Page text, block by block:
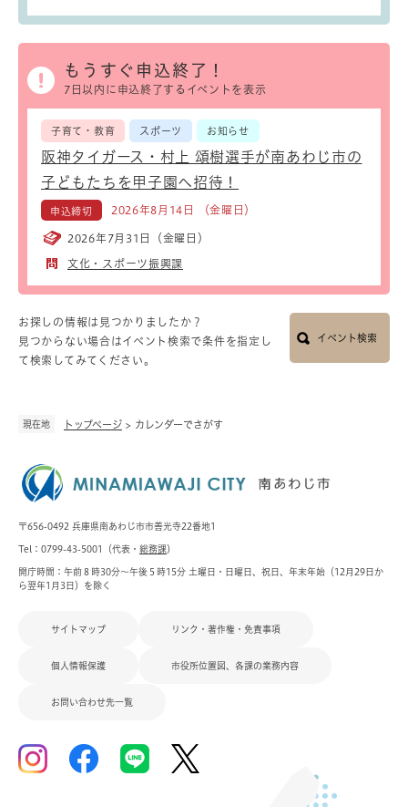
現在地 トップページ > カレンダーでさがす
もうすぐ申込終了！
7日以内に申込終了するイベントを表示
子育て・教育 スポーツ お知らせ
阪神タイガース・村上 頌樹選手が南あわじ市の
子どもたちを甲子園へ招待！
申込締切 2026年8月14日 （金曜日）
2026年7月31日（金曜日）
文化・スポーツ振興課
お探しの情報は見つかりましたか？
見つからない場合はイベント検索で条件を指定し
て検索してみてください。
イベント検索
〒656-0492 兵庫県南あわじ市市善光寺22番地1
Tel：0799-43-5001（代表・ 総務課）
開庁時間：午前８時30分～午後５時15分 土曜日・日曜日、祝日、年末年始（12月29日か
ら翌年1月3日）を除く
サイトマップ リンク・著作権・免責事項
個人情報保護 市役所位置図、各課の業務内容
お問い合わせ先一覧